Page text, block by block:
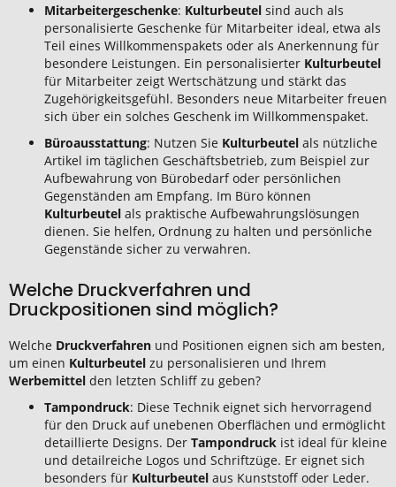
Mitarbeitergeschenke: Kulturbeutel sind auch als
personalisierte Geschenke für Mitarbeiter ideal, etwa als
Teil eines Willkommenspakets oder als Anerkennung für
besondere Leistungen. Ein personalisierter Kulturbeutel
für Mitarbeiter zeigt Wertschätzung und stärkt das
Zugehörigkeitsgefühl. Besonders neue Mitarbeiter freuen
sich über ein solches Geschenk im Willkommenspaket.
Büroausstattung: Nutzen Sie Kulturbeutel als nützliche
Artikel im täglichen Geschäftsbetrieb, zum Beispiel zur
Aufbewahrung von Bürobedarf oder persönlichen
Gegenständen am Empfang. Im Büro können
Kulturbeutel als praktische Aufbewahrungslösungen
dienen. Sie helfen, Ordnung zu halten und persönliche
Gegenstände sicher zu verwahren.
Welche Druckverfahren und
Druckpositionen sind möglich?
Welche Druckverfahren und Positionen eignen sich am besten,
um einen Kulturbeutel zu personalisieren und Ihrem
Werbemittel den letzten Schliff zu geben?
Tampondruck: Diese Technik eignet sich hervorragend
für den Druck auf unebenen Oberflächen und ermöglicht
detaillierte Designs. Der Tampondruck ist ideal für kleine
und detailreiche Logos und Schriftzüge. Er eignet sich
besonders für Kulturbeutel aus Kunststoff oder Leder.